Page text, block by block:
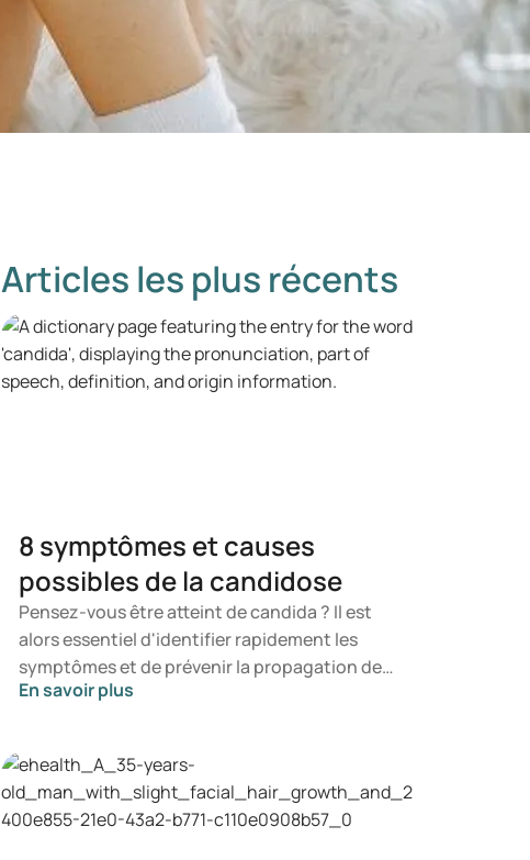
Articles les plus récents
8 symptômes et causes
possibles de la candidose
Pensez-vous être atteint de candida ? Il est
alors essentiel d'identifier rapidement les
symptômes et de prévenir la propagation de
ce champignon. Dans cet article, vous
comment une infection à candida peut se
développer. Vous serez ainsi en mesure de
déterminer à quel moment il est opportun de
En savoir plus